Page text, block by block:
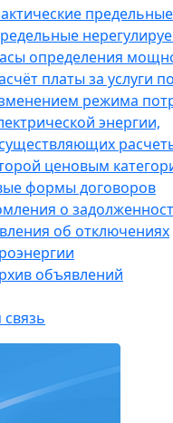
определения
платы за услуги
режима
энергии,
ценовым
формы договоров
о
об отключениях
объявлений